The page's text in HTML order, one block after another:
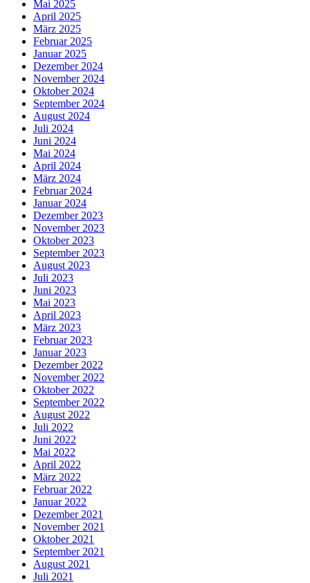
Mai 2025
April 2025
März 2025
Februar 2025
Januar 2025
Dezember 2024
November 2024
Oktober 2024
September 2024
August 2024
Juli 2024
Juni 2024
Mai 2024
April 2024
März 2024
Februar 2024
Januar 2024
Dezember 2023
November 2023
Oktober 2023
September 2023
August 2023
Juli 2023
Juni 2023
Mai 2023
April 2023
März 2023
Februar 2023
Januar 2023
Dezember 2022
November 2022
Oktober 2022
September 2022
August 2022
Juli 2022
Juni 2022
Mai 2022
April 2022
März 2022
Februar 2022
Januar 2022
Dezember 2021
November 2021
Oktober 2021
September 2021
August 2021
Juli 2021